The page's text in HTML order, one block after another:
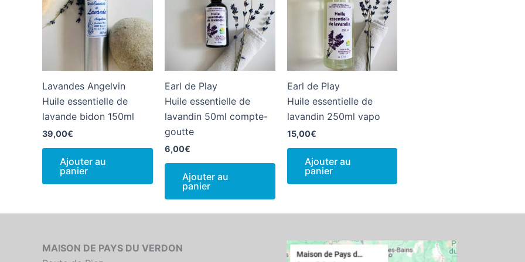
Lavandes Angelvin
Huile essentielle de
lavande bidon 150ml
39,00€
Ajouter au
panier
Earl de Play
Huile essentielle de
lavandin 50ml compte-
goutte
6,00€
Ajouter au
panier
Earl de Play
Huile essentielle de
lavandin 250ml vapo
15,00€
Ajouter au
panier
MAISON DE PAYS DU VERDON